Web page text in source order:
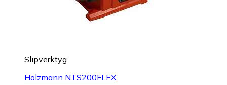
Slipverktyg
Holzmann NTS200FLEX